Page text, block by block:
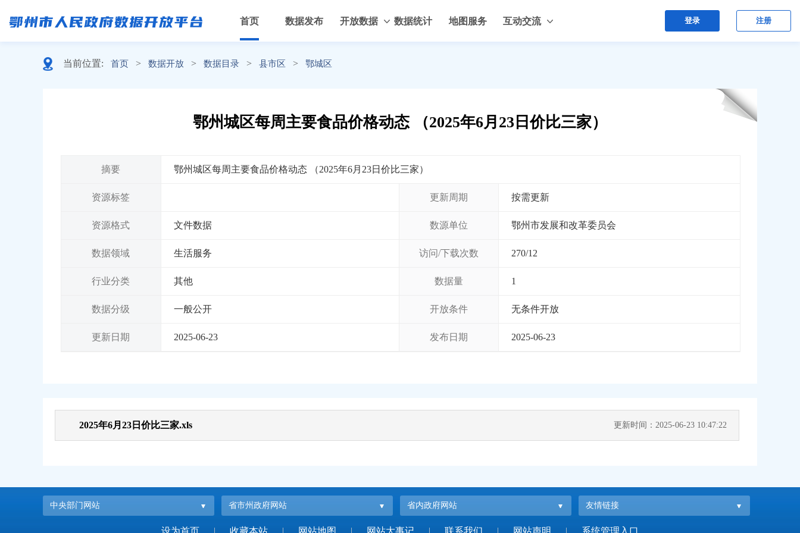
首页 数据发布 开放数据 数据统计 地图服务 互动交流 登录 注册
当前位置: 首页 > 数据开放 > 数据目录 > 县市区 > 鄂城区
鄂州城区每周主要食品价格动态 （2025年6月23日价比三家）
摘要 鄂州城区每周主要食品价格动态 （2025年6月23日价比三家）
资源标签 更新周期 按需更新
资源格式 文件数据 数源单位 鄂州市发展和改革委员会
数据领域 生活服务 访问/下载次数 270/12
行业分类 其他 数据量 1
数据分级 一般公开 开放条件 无条件开放
更新日期 2025-06-23 发布日期 2025-06-23
2025年6月23日价比三家.xls 更新时间：2025-06-23 10:47:22
中央部门网站 省市州政府网站 省内政府网站 友情链接
设为首页 | 收藏本站 | 网站地图 | 网站大事记 | 联系我们 | 网站声明 | 系统管理入口